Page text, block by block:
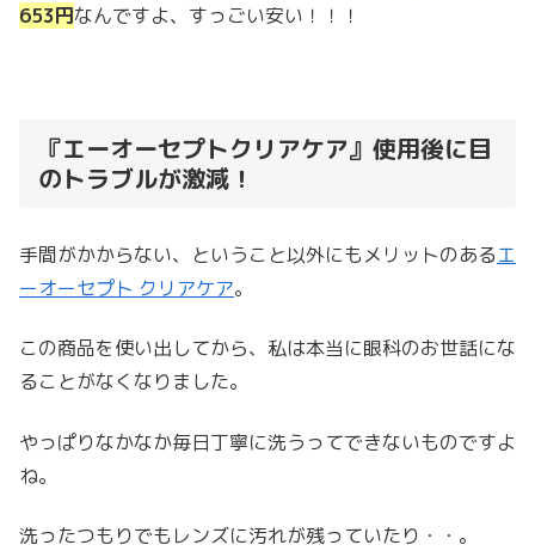
653円なんですよ、すっごい安い！！！
『エーオーセプトクリアケア』使用後に目
のトラブルが激減！
手間がかからない、ということ以外にもメリットのあるエ
ーオーセプト クリアケア。
この商品を使い出してから、私は本当に眼科のお世話にな
ることがなくなりました。
やっぱりなかなか毎日丁寧に洗うってできないものですよ
ね。
洗ったつもりでもレンズに汚れが残っていたり・・。